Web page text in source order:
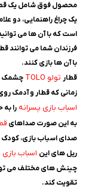
محصول فوق شامل یک
است که با آن ‌ها می ‌توانید آن را به 8 مدل
فرزندان شما می ‌توانند
با آن‌ ها بازی کنند.
قطار تولو TOLO
چشمک
زمانی که قطار و آدمک
اسباب بازی پسرانه را به
به این صورت صداهای
صدای اسباب بازی،
ریل ‌های این اسباب بازی
چینش‌ های مختلف می‌
تقویت کند.